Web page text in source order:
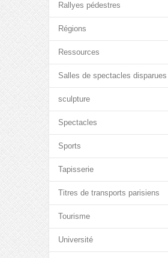
Rallyes pédestres
Régions
Ressources
Salles de spectacles disparues
sculpture
Spectacles
Sports
Tapisserie
Titres de transports parisiens
Tourisme
Université